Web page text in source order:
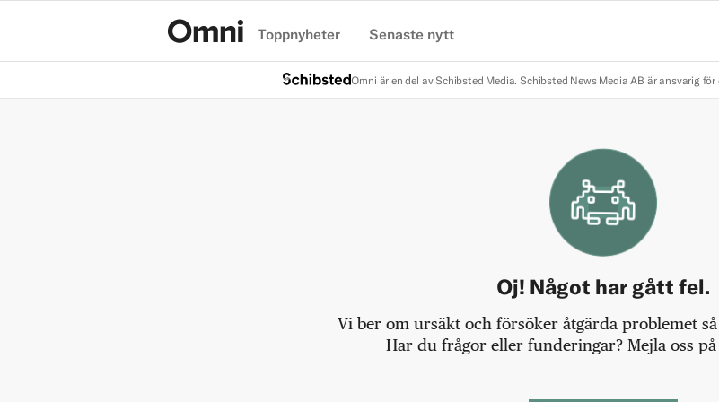
Toppnyheter Senaste nytt
Omni är en del av Schibsted Media. Schibsted News Media AB är ansvarig
Oj! Något har gått fel.
Vi ber om ursäkt och försöker åtgärda problemet
Har du frågor eller funderingar? Mejla oss